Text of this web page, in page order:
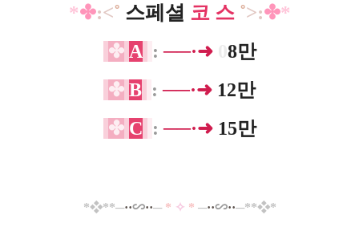
*✤:​<˚ 스페셜 코 스 ˚>:✤​*
✤ A : ──·➜
8만
✤ B : ──·➜ 12만
✤ C : ──·➜15만
*❖**─··∽··─ * ✧ * ─··∽··─**❖*